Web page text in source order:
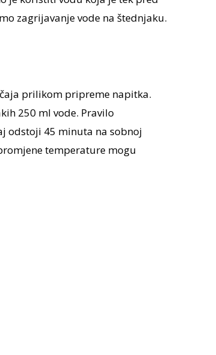
zagrijavanje vode na štednjaku.
prilikom pripreme napitka.
250 ml vode. Pravilo
odstoji 45 minuta na sobnoj
temperature mogu